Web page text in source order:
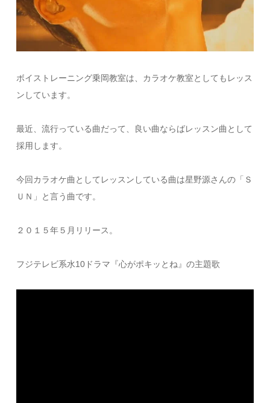
ボイストレーニング乗岡教室は、カラオケ教室としてもレッス
ンしています。
最近、流行っている曲だって、良い曲ならばレッスン曲として
採用します。
今回カラオケ曲としてレッスンしている曲は星野源さんの「Ｓ
ＵＮ」と言う曲です。
２０１５年５月リリース。
フジテレビ系水10ドラマ『心がポキッとね』の主題歌